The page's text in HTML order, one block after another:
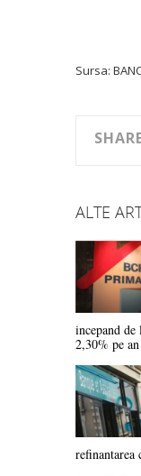
Sursa:
ALTE
incepand
2,30% pe an
refinantarea